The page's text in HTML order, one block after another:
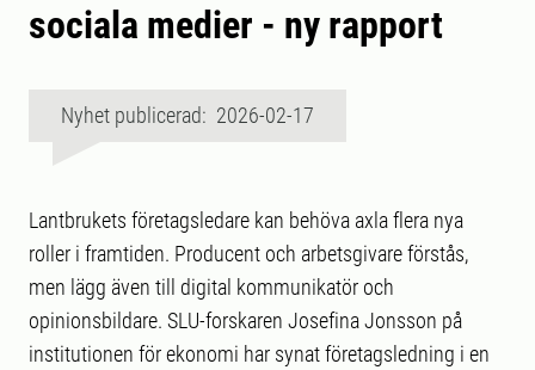
sociala medier - ny rapport
Nyhet publicerad: 2026-02-17
Lantbrukets företagsledare kan behöva axla flera nya
roller i framtiden. Producent och arbetsgivare förstås,
men lägg även till digital kommunikatör och
opinionsbildare. SLU-forskaren Josefina Jonsson på
institutionen för ekonomi har synat företagsledning i en